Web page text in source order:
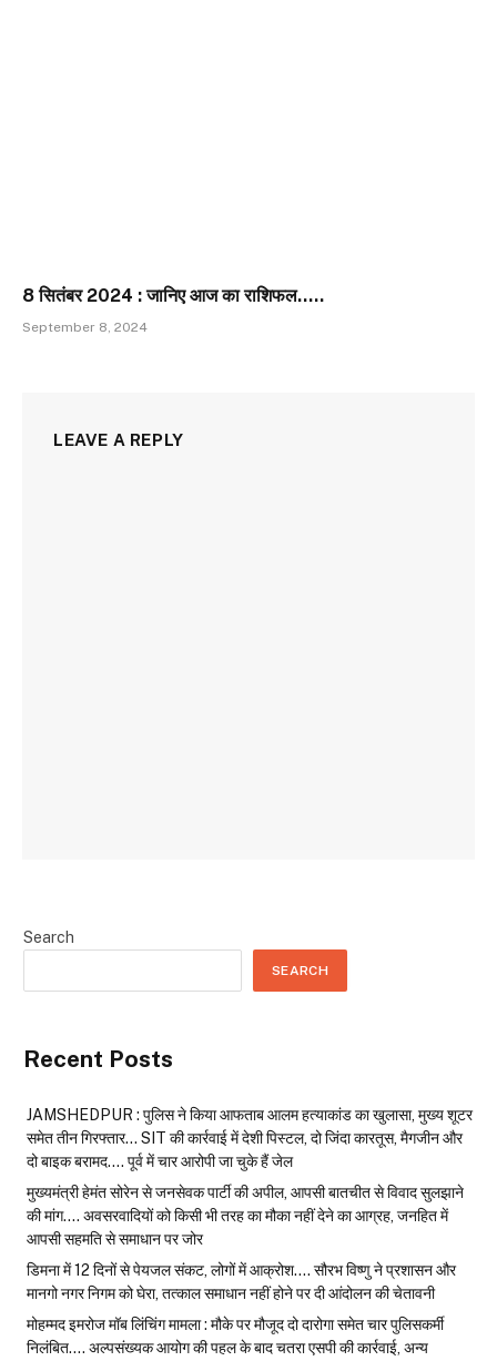
8 सितंबर 2024 : जानिए आज का राशिफल…..
September 8, 2024
LEAVE A REPLY
Search
SEARCH
Recent Posts
JAMSHEDPUR : पुलिस ने किया आफताब आलम हत्याकांड का खुलासा, मुख्य शूटर
समेत तीन गिरफ्तार… SIT की कार्रवाई में देशी पिस्टल, दो जिंदा कारतूस, मैगजीन और
दो बाइक बरामद…. पूर्व में चार आरोपी जा चुके हैं जेल
मुख्यमंत्री हेमंत सोरेन से जनसेवक पार्टी की अपील, आपसी बातचीत से विवाद सुलझाने
की मांग…. अवसरवादियों को किसी भी तरह का मौका नहीं देने का आग्रह, जनहित में
आपसी सहमति से समाधान पर जोर
डिमना में 12 दिनों से पेयजल संकट, लोगों में आक्रोश…. सौरभ विष्णु ने प्रशासन और
मानगो नगर निगम को घेरा, तत्काल समाधान नहीं होने पर दी आंदोलन की चेतावनी
मोहम्मद इमरोज मॉब लिंचिंग मामला : मौके पर मौजूद दो दारोगा समेत चार पुलिसकर्मी
निलंबित…. अल्पसंख्यक आयोग की पहल के बाद चतरा एसपी की कार्रवाई, अन्य